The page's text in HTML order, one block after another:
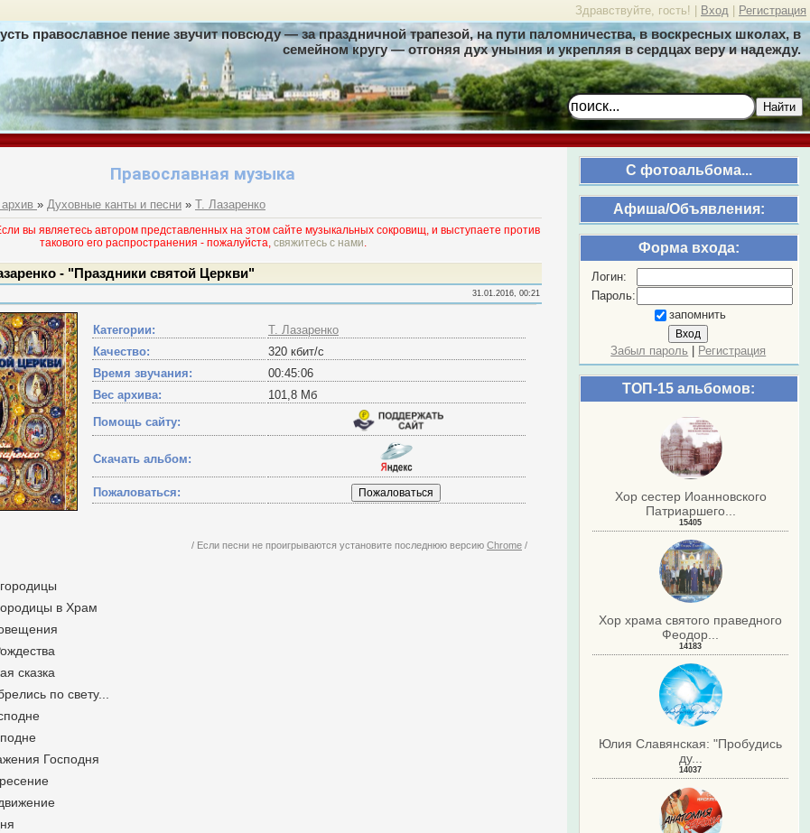
Здравствуйте, гость! | Вход Регистрация
православное пение звучит повсюду — за праздничной трапезой, на пути паломничества, в воскресных школах, в
семейном кругу — отгоняя дух уныния и укрепляя в сердцах веру и надежду.
Найти
C фотоальбома...
Афиша/Объявления:
Форма входа:
Логин:
Пароль:
запомнить
Забыл пароль Регистрация
ТОП-15 альбомов:
Хор сестер Иоанновского
Патриаршего...
15405
Хор храма святого праведного
Феодор...
14183
Юлия Славянская: "Пробудись
ду...
14037
Православная музыка
» Духовные канты и песни» Т. Лазаренко
вы являетесь автором представленных на этом сайте музыкальных сокровищ, и выступаете против
такового его раcпространения - пожалуйста, свяжитесь с нами.
- "Праздники святой Церкви"
31.01.2016, 00:21
Категории:
Т. Лазаренко
Качество:
320 кбит/с
Время звучания:
00:45:06
Вес архива:
101,8 Мб
Помощь сайту:
Скачать альбом:
Пожаловаться:
/ Если песни не проигрываются установите последнюю версию Chrome/
в Храм
сказка
по свету...
Господня